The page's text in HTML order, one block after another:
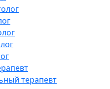
терапевт